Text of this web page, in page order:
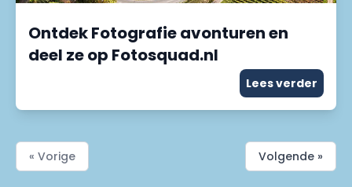
Ontdek Fotografie avonturen en
deel ze op Fotosquad.nl
Lees verder
« Vorige Volgende »